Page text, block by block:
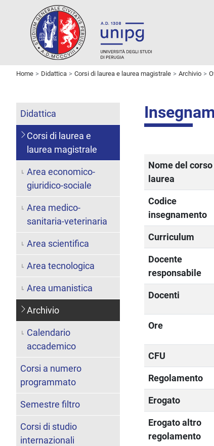
Home Didattica Corsi di laurea e laurea magistrale Archivio
Nome del corso
laurea
Codice
insegnamento
Curriculum
Docente
responsabile
Docenti
Ore
CFU
Regolamento
Erogato
Erogato altro
regolamento
Didattica
Corsi di laurea e
laurea magistrale
Area economico-
giuridico-sociale
Area medico-
sanitaria-veterinaria
Area scientifica
Area tecnologica
Area umanistica
Archivio
Calendario
accademico
Corsi a numero
programmato
Semestre filtro
Corsi di studio
internazionali